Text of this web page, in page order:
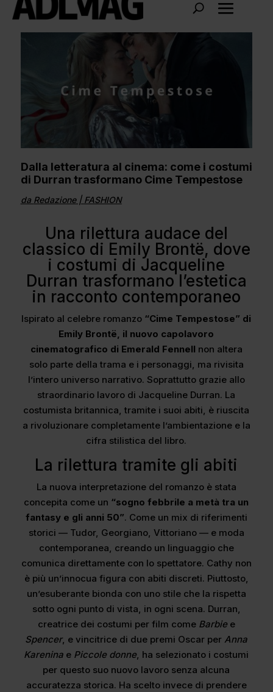
Dalla letteratura al cinema: come i costumi
di Durran trasformano Cime Tempestose
da Redazione| FASHION
Una rilettura audace del
classico di Emily Brontë, dove
i costumi di Jacqueline
Durran trasformano l’estetica
in racconto contemporaneo
Ispirato al celebre romanzo “Cime Tempestose” di
Emily Brontë, il nuovo capolavoro
cinematografico di Emerald Fennell non altera
solo parte della trama e i personaggi, ma rivisita
l’intero universo narrativo. Soprattutto grazie allo
straordinario lavoro di Jacqueline Durran. La
costumista britannica, tramite i suoi abiti, è riuscita
a rivoluzionare completamente l’ambientazione e la
cifra stilistica del libro.
La rilettura tramite gli abiti
La nuova interpretazione del romanzo è stata
concepita come un “sogno febbrile a metà tra un
fantasy e gli anni 50”. Come un mix di riferimenti
storici — Tudor, Georgiano, Vittoriano — e moda
contemporanea, creando un linguaggio che
comunica direttamente con lo spettatore. Cathy non
è più un’innocua figura con abiti discreti. Piuttosto,
un’esuberante bionda con uno stile che la rispetta
sotto ogni punto di vista, in ogni scena. Durran,
creatrice dei costumi per film come Barbiee
Spencer, e vincitrice di due premi Oscar per Anna
Karenina e Piccole donne, ha selezionato i costumi
per questo suo nuovo lavoro senza alcuna
accuratezza storica. Ha scelto invece di prendere